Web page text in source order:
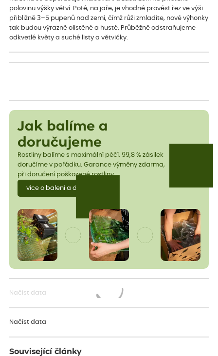
polovinu výšky větví. Poté, na jaře, je vhodné provést řez ve výši
přibližně 3–5 pupenů nad zemí, čímž růži zmladíte, nové výhonky
tak budou výrazně olistěné a husté. Průběžně odstraňujeme
odkvetlé květy a suché listy a větvičky.
Jak balíme a
doručujeme
Rostliny balíme s maximální péčí. 99,8 % zásilek
doručíme v pořádku. Garance výměny zdarma,
při doručení poškozené rostliny.
více o balení a dopravě
Načíst data
Načíst data
Související články